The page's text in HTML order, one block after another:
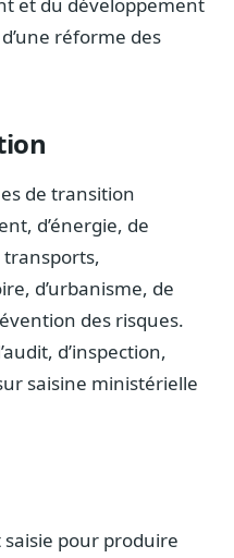
AAI
vos contenus
travaux académiques
Legiwatch incluse
et du développement
réforme des
de transition
d’énergie, de
transports,
d’urbanisme, de
des risques.
d’inspection,
saisine ministérielle
saisie pour produire